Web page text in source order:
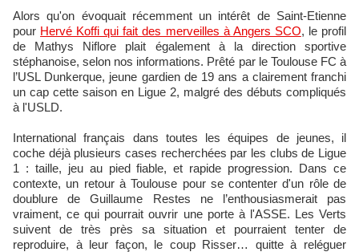
Alors qu'on évoquait récemment un intérêt de Saint-Etienne
pour Hervé Koffi qui fait des merveilles à Angers SCO, le profil
de Mathys Niflore plait également à la direction sportive
stéphanoise, selon nos informations. Prêté par le Toulouse FC à
l’USL Dunkerque, jeune gardien de 19 ans a clairement franchi
un cap cette saison en Ligue 2, malgré des débuts compliqués
à l'USLD.
International français dans toutes les équipes de jeunes, il
coche déjà plusieurs cases recherchées par les clubs de Ligue
1 : taille, jeu au pied fiable, et rapide progression. Dans ce
contexte, un retour à Toulouse pour se contenter d'un rôle de
doublure de Guillaume Restes ne l’enthousiasmerait pas
vraiment, ce qui pourrait ouvrir une porte à l'ASSE. Les Verts
suivent de très près sa situation et pourraient tenter de
reproduire, à leur façon, le coup Risser… quitte à reléguer